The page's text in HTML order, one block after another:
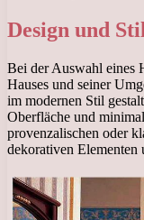
Design und
Bei der Auswahl eines
Hauses und seiner
im modernen Stil
Oberfläche und
provenzalischen oder
dekorativen Elementen